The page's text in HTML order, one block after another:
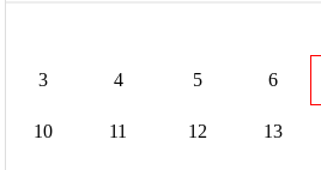
3 4 5 6
10 11 12 13